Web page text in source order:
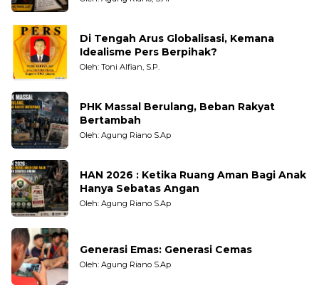
Di Tengah Arus Globalisasi, Kemana
Idealisme Pers Berpihak?
Oleh: Toni Alfian, S.P.
PHK Massal Berulang, Beban Rakyat
Bertambah
Oleh: Agung Riano S.Ap
HAN 2026 : Ketika Ruang Aman Bagi Anak
Hanya Sebatas Angan
Oleh: Agung Riano S.Ap
Generasi Emas: Generasi Cemas
Oleh: Agung Riano S.Ap